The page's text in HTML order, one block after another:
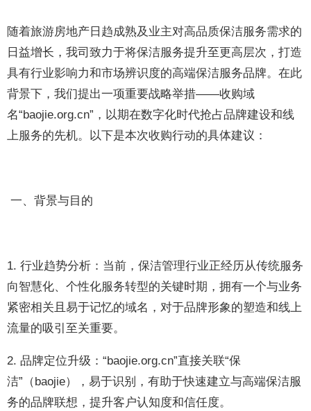
随着旅游房地产日趋成熟及业主对高品质保洁服务需求的
日益增长，我司致力于将保洁服务提升至更高层次，打造
具有行业影响力和市场辨识度的高端保洁服务品牌。在此
背景下，我们提出一项重要战略举措——收购域
名“baojie.org.cn”，以期在数字化时代抢占品牌建设和线
上服务的先机。以下是本次收购行动的具体建议：
一、背景与目的
1. 行业趋势分析：当前，保洁管理行业正经历从传统服务
向智慧化、个性化服务转型的关键时期，拥有一个与业务
紧密相关且易于记忆的域名，对于品牌形象的塑造和线上
流量的吸引至关重要。
2. 品牌定位升级：“baojie.org.cn”直接关联“保
洁”（baojie），易于识别，有助于快速建立与高端保洁服
务的品牌联想，提升客户认知度和信任度。